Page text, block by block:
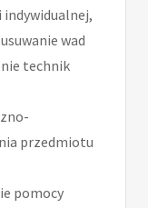
indywidualnej,
wad
technik
przedmiotu
pomocy